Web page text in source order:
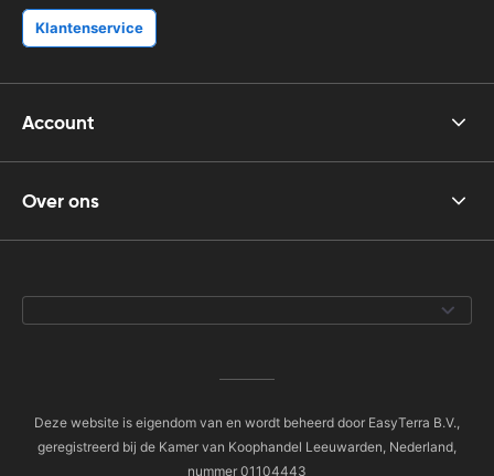
Klantenservice
Account
Over ons
Deze website is eigendom van en wordt beheerd door EasyTerra B.V.,
geregistreerd bij de Kamer van Koophandel Leeuwarden, Nederland,
nummer 01104443